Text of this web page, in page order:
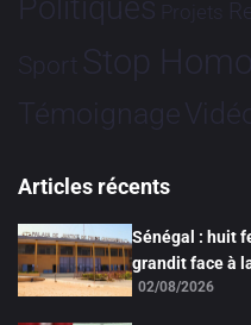
Politiques Projets
Sport Stop
Témoignage
Articles récents
Sénégal : huit
grandit face à
02/08/2026